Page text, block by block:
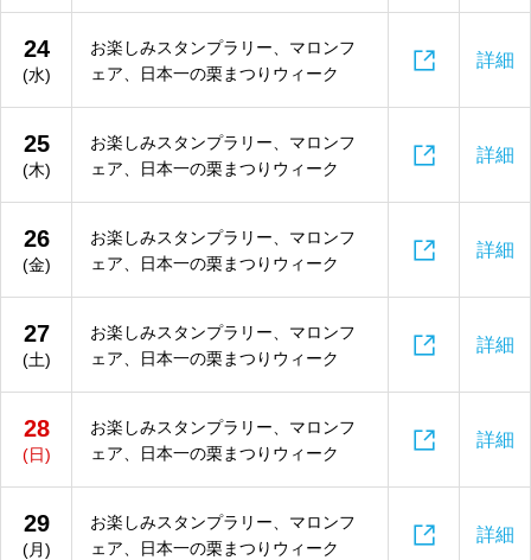
24
(水)
お楽しみスタンプラリー、マロンフ
ェア、日本一の栗まつりウィーク
 詳細
25
(木)
お楽しみスタンプラリー、マロンフ
ェア、日本一の栗まつりウィーク
 詳細
26
(金)
お楽しみスタンプラリー、マロンフ
ェア、日本一の栗まつりウィーク
 詳細
27
(土)
お楽しみスタンプラリー、マロンフ
ェア、日本一の栗まつりウィーク
 詳細
28
(日)
お楽しみスタンプラリー、マロンフ
ェア、日本一の栗まつりウィーク
 詳細
29
(月)
お楽しみスタンプラリー、マロンフ
ェア、日本一の栗まつりウィーク
 詳細